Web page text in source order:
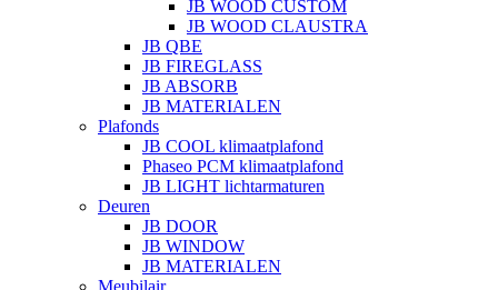
JB WOOD CUSTOM
JB WOOD CLAUSTRA
JB QBE
JB FIREGLASS
JB ABSORB
JB MATERIALEN
Plafonds
JB COOL klimaatplafond
Phaseo PCM klimaatplafond
JB LIGHT lichtarmaturen
Deuren
JB DOOR
JB WINDOW
JB MATERIALEN
Meubilair